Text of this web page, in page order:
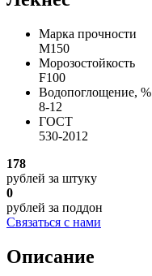
Марка прочности
М150
Морозостойкость
F100
Водопоглощение, %
8-12
ГОСТ
530-2012
178
рублей за штуку
0
рублей за поддон
Связаться с нами
Описание